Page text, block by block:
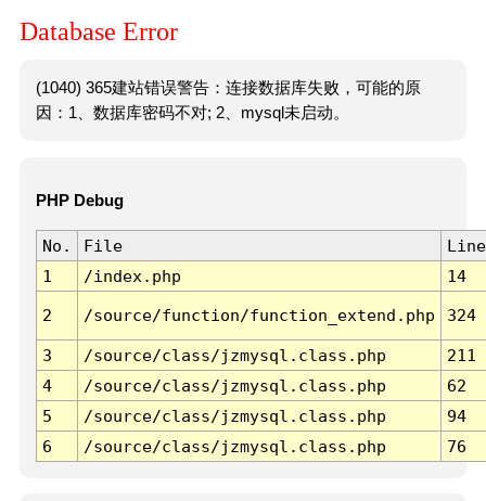
Database Error
(1040) 365建站错误警告：连接数据库失败，可能的原
因：1、数据库密码不对; 2、mysql未启动。
PHP Debug
No. File
Line
1
/index.php 14
2 /source/function/function_extend.php 324
3 /source/class/jzmysql.class.php
211
4
/source/class/jzmysql.class.php
62
5
/source/class/jzmysql.class.php
94
6
/source/class/jzmysql.class.php 76